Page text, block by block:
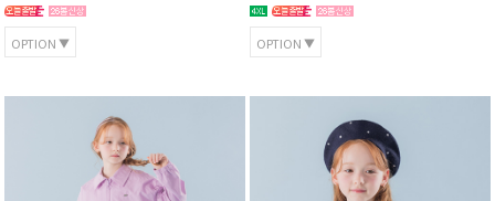
OPTION OPTION